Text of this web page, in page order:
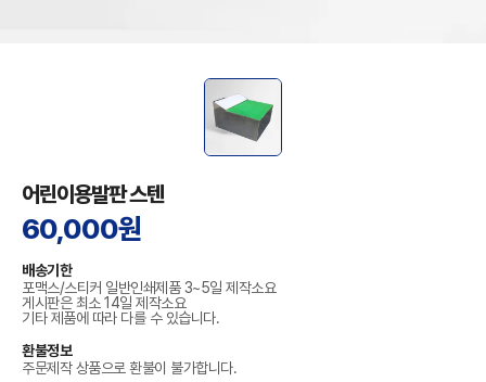
어린이용발판 스텐
60,000원
배송기한
포맥스/스티커 일반인쇄제품 3~5일 제작소요
게시판은 최소 14일 제작소요
기타 제품에 따라 다를 수 있습니다.
환불정보
주문제작 상품으로 환불이 불가합니다.